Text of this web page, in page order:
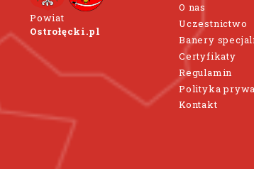
Powiat
Ostrołęcki.pl
O nas
Uczestnictwo
Banery
Certyfikaty
Regulamin
Polityka
Kontakt